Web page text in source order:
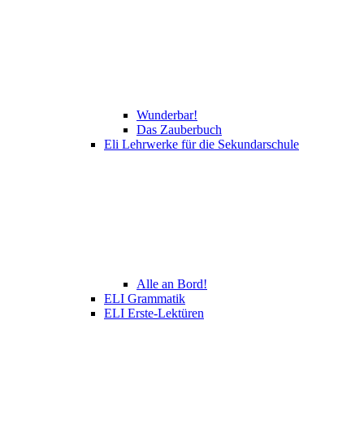
Wunderbar!
Das Zauberbuch
Eli Lehrwerke für die Sekundarschule
Alle an Bord!
ELI Grammatik
ELI Erste-Lektüren